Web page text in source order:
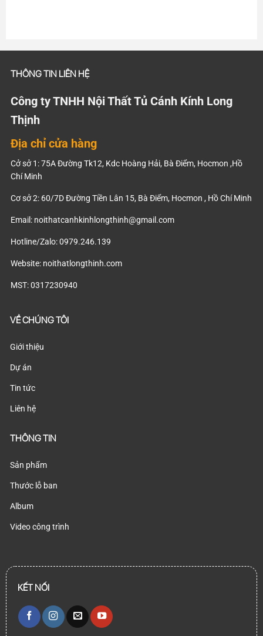
THÔNG TIN LIÊN HỆ
Công ty TNHH Nội Thất Tủ Cánh Kính Long
Thịnh
Địa chỉ cửa hàng
Cở sở 1: 75A Đường Tk12, Kdc Hoàng Hải, Bà Điểm, Hocmon ,Hồ
Chí Minh
Cơ sở 2: 60/7D Đường Tiền Lân 15, Bà Điểm, Hocmon , Hồ Chí Minh
Email: noithatcanhkinhlongthinh@gmail.com
Hotline/Zalo: 0979.246.139
Website: noithatlongthinh.com
MST: 0317230940
VỀ CHÚNG TÔI
Giới thiệu
Dự án
Tin tức
Liên hệ
THÔNG TIN
Sản phẩm
Thước lỗ ban
Album
Video công trình
KẾT NỐI